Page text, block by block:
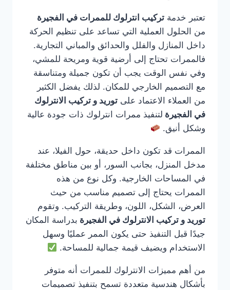
تعتبر خدمة تركيب انترلوك للممرات في الفجيرة
من الحلول العملية التي تساعد على تنظيم الحركة
داخل المنازل والفلل والحدائق والمباني التجارية.
فالممرات تحتاج إلى أرضية قوية ومريحة للمشي،
وفي نفس الوقت يجب أن تكون جميلة ومتناسقة
مع التصميم الخارجي للمكان. لذلك يفضل الكثير
من العملاء الاعتماد على توريد و تركيب الانترلوك
في الفجيرة لتنفيذ ممرات انترلوك ذات جودة عالية
وشكل أنيق.
الممرات قد تكون داخل حديقة، حول الفيلا، عند
مدخل المنزل، بجانب السور، أو بين مناطق مختلفة
في المساحات الخارجية. وكل نوع من هذه
الممرات يحتاج إلى تصميم مناسب من حيث
العرض، الشكل، اللون، وطريقة التركيب. وتقوم
توريد و تركيب الانترلوك في الفجيرة بدراسة المكان
جيدًا قبل التنفيذ حتى يكون الممر عمليًا وسهل
الاستخدام ويضيف قيمة جمالية للمساحة.
من أهم مميزات الانترلوك للممرات أنه متوفر
بأشكال هندسية متعددة تسمح بتنفيذ تصميمات